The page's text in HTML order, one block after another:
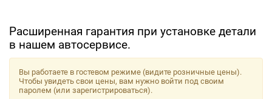
Расширенная гарантия при установке детали
в нашем автосервисе.
Вы работаете в гостевом режиме (видите розничные цены).
Чтобы увидеть свои цены, вам нужно войти под своим
паролем (или зарегистрироваться).